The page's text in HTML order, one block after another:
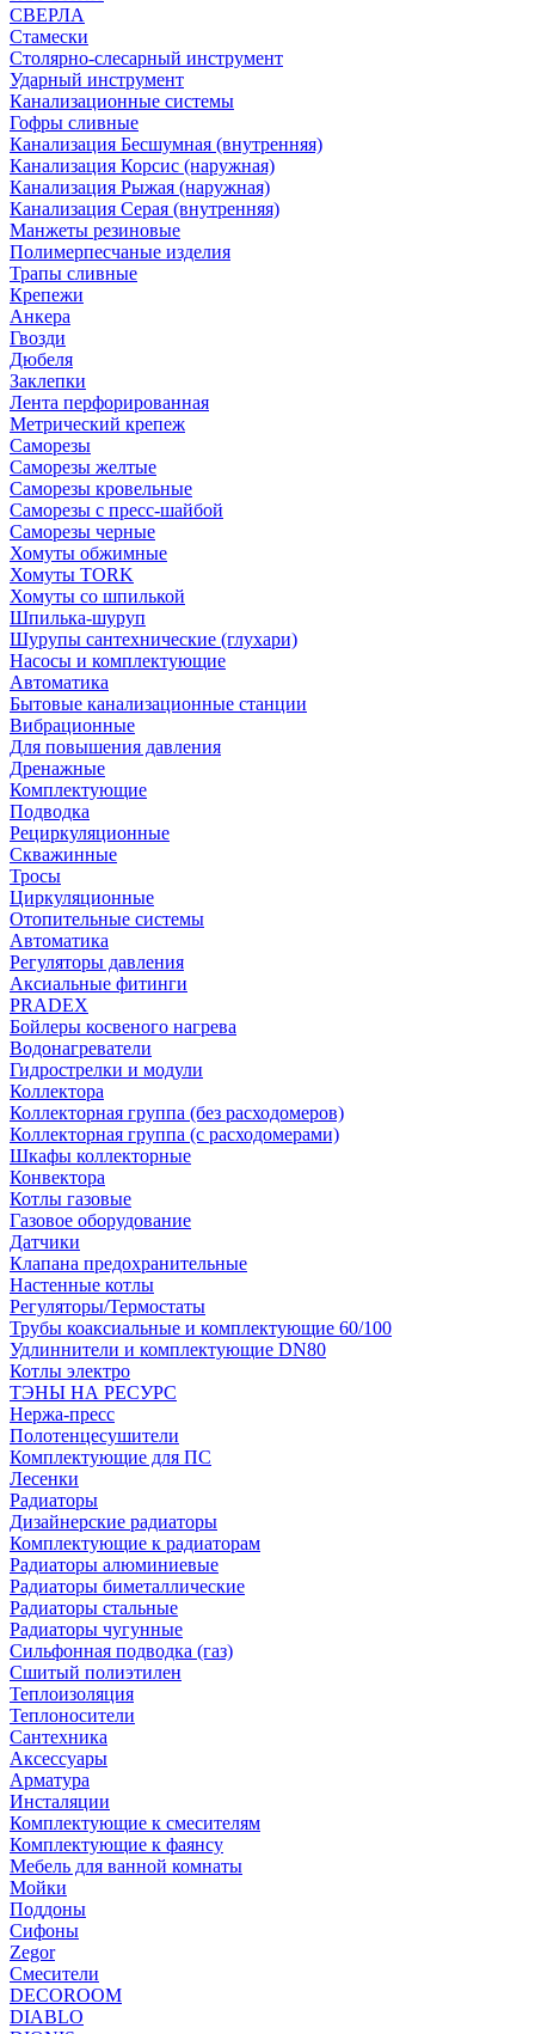
СВЕРЛА
Стамески
Столярно-слесарный инструмент
Ударный инструмент
Канализационные системы
Гофры сливные
Канализация Бесшумная (внутренняя)
Канализация Корсис (наружная)
Канализация Рыжая (наружная)
Канализация Серая (внутренняя)
Манжеты резиновые
Полимерпесчаные изделия
Трапы сливные
Крепежи
Анкера
Гвозди
Дюбеля
Заклепки
Лента перфорированная
Метрический крепеж
Саморезы
Саморезы желтые
Саморезы кровельные
Саморезы с пресс-шайбой
Саморезы черные
Хомуты обжимные
Хомуты TORK
Хомуты со шпилькой
Шпилька-шуруп
Шурупы сантехнические (глухари)
Насосы и комплектующие
Автоматика
Бытовые канализационные станции
Вибрационные
Для повышения давления
Дренажные
Комплектующие
Подводка
Рециркуляционные
Скважинные
Тросы
Циркуляционные
Отопительные системы
Автоматика
Регуляторы давления
Аксиальные фитинги
PRADEX
Бойлеры косвеного нагрева
Водонагреватели
Гидрострелки и модули
Коллектора
Коллекторная группа (без расходомеров)
Коллекторная группа (с расходомерами)
Шкафы коллекторные
Конвектора
Котлы газовые
Газовое оборудование
Датчики
Клапана предохранительные
Настенные котлы
Регуляторы/Термостаты
Трубы коаксиальные и комплектующие 60/100
Удлиннители и комплектующие DN80
Котлы электро
ТЭНЫ НА РЕСУРС
Нержа-пресс
Полотенцесушители
Комплектующие для ПС
Лесенки
Радиаторы
Дизайнерские радиаторы
Комплектующие к радиаторам
Радиаторы алюминиевые
Радиаторы биметаллические
Радиаторы стальные
Радиаторы чугунные
Сильфонная подводка (газ)
Сшитый полиэтилен
Теплоизоляция
Теплоносители
Сантехника
Аксессуары
Арматура
Инсталяции
Комплектующие к смесителям
Комплектующие к фаянсу
Мебель для ванной комнаты
Мойки
Поддоны
Сифоны
Zegor
Смесители
DECOROOM
DIABLO